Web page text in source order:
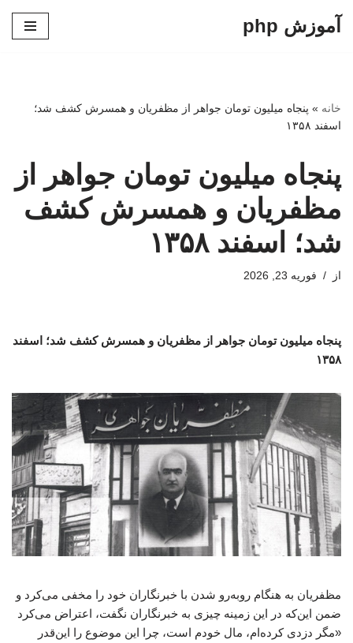
آموزش php
خانه » پنجاه میلیون تومان جواهر از مظفریان و همسرش کشف شد؛
اسفند ۱۳۵۸
پنجاه میلیون تومان جواهر از
مظفریان و همسرش کشف
شد؛ اسفند ۱۳۵۸
از فوریه 23, 2026
پنجاه میلیون تومان جواهر از مظفریان و همسرش کشف شد؛ اسفند
۱۳۵۸
مظفریان به هنگام روبه‌رو شدن با خبرنگاران خود را مخفی می‌کرد و
ضمن این‌که در این زمینه چیزی به خبرنگاران نگفت، اعتراض می‌کرد
«مگر دزدی کرده‌ام، مال خودم است، چرا این موضوع را این‌قدر